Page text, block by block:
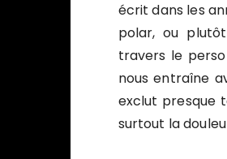
écrit dans les
polar, ou
travers le
nous entraîne
exclut presque
surtout la